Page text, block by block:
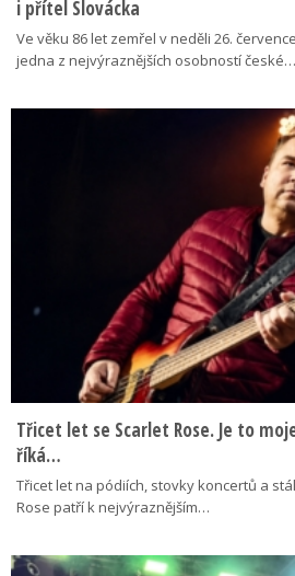
i přítel Slovácka
Ve věku 86 let zemřel v neděli 26.
jedna z nejvýraznějších osobností české…
Třicet let se Scarlet Rose. Je to
říká…
Třicet let na pódiích, stovky koncertů a
Rose patří k nejvýraznějším…